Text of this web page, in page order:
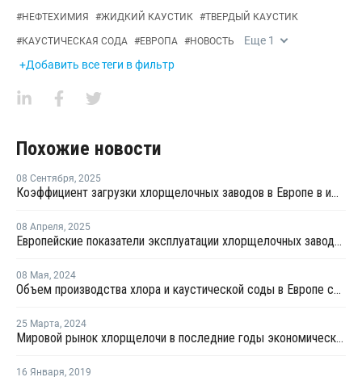
#НЕФТЕХИМИЯ #ЖИДКИЙ КАУСТИК #ТВЕРДЫЙ КАУСТИК
#КАУСТИЧЕСКАЯ СОДА #ЕВРОПА #НОВОСТЬ Еще 1
+Добавить все теги в фильтр
Похожие новости
08 Сентября, 2025
Коэффициент загрузки хлорщелочных заводов в Европе в июле продолжил рост
08 Апреля, 2025
Европейские показатели эксплуатации хлорщелочных заводов достигли в феврале трехлетнего максимума
08 Мая, 2024
Объем производства хлора и каустической соды в Европе снизились в марте
25 Марта, 2024
Мировой рынок хлорщелочи в последние годы экономического спада претерпел значительные изменения
16 Января, 2019